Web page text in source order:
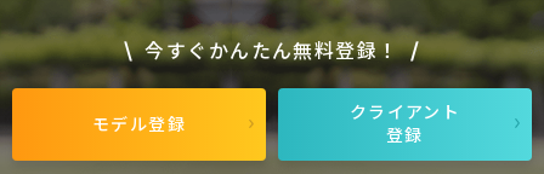
今すぐかんたん無料登録！
モデル登録
クライアント
登録